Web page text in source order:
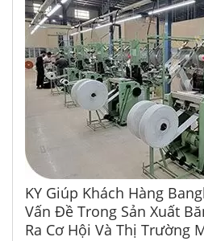
KY Giúp Khách Hàng
Vấn Đề Trong Sản Xuất
Ra Cơ Hội Và Thị Trường